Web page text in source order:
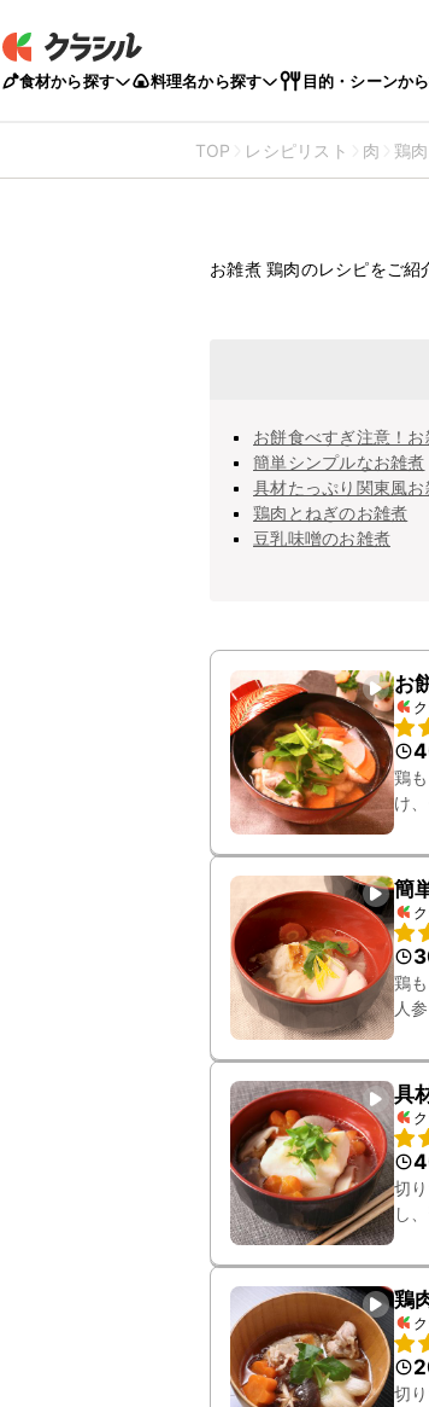
食材から探す 料理名から探す 目的・シーンか
TOP レシピリスト 肉 鶏肉
鶏
お雑煮 鶏肉のレシピをご紹
お餅食べすぎ注意！お
簡単シンプルなお雑煮
具材たっぷり関東風お
鶏肉とねぎのお雑煮
豆乳味噌のお雑煮
お
鶏
け
簡
鶏
人
具
切
し
鶏
切